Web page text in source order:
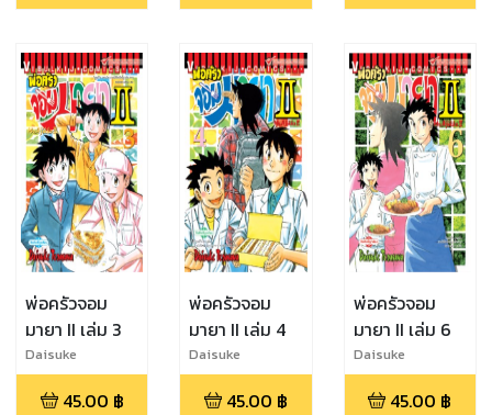
พ่อครัวจอม
มายา II เล่ม 3
Daisuke
Terasawa
45.00 ฿
พ่อครัวจอม
มายา II เล่ม 4
Daisuke
Terasawa
45.00 ฿
พ่อครัวจอม
มายา II เล่ม 6
Daisuke
Terasawa
45.00 ฿